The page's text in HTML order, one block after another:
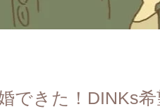
できた！DINKs